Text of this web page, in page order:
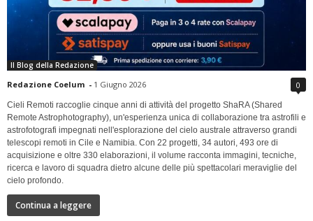
Il Blog della Redazione
Redazione Coelum - 1 Giugno 2026 0
Cieli Remoti raccoglie cinque anni di attività del progetto ShaRA (Shared
Remote Astrophotography), un'esperienza unica di collaborazione tra astrofili e
astrofotografi impegnati nell'esplorazione del cielo australe attraverso grandi
telescopi remoti in Cile e Namibia. Con 22 progetti, 34 autori, 493 ore di
acquisizione e oltre 330 elaborazioni, il volume racconta immagini, tecniche,
ricerca e lavoro di squadra dietro alcune delle più spettacolari meraviglie del
cielo profondo.
Continua a leggere